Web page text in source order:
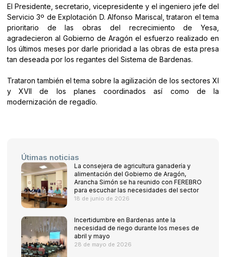
El Presidente, secretario, vicepresidente y el ingeniero jefe del
Servicio 3º de Explotación D. Alfonso Mariscal, trataron el tema
prioritario de las obras del recrecimiento de Yesa,
agradecieron al Gobierno de Aragón el esfuerzo realizado en
los últimos meses por darle prioridad a las obras de esta presa
tan deseada por los regantes del Sistema de Bardenas.
Trataron también el tema sobre la agilización de los sectores XI
y XVII de los planes coordinados así como de la
modernización de regadío.
Útimas noticias
La consejera de agricultura ganadería y
alimentación del Gobierno de Aragón,
Arancha Simón se ha reunido con FEREBRO
para escuchar las necesidades del sector
18 de junio de 2026
Incertidumbre en Bardenas ante la
necesidad de riego durante los meses de
abril y mayo
28 de mayo de 2026